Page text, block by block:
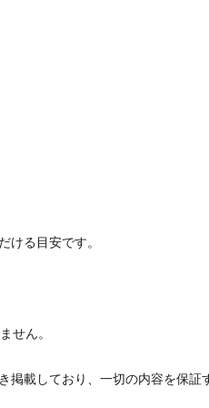
ける目安です。
せん。
掲載しており、一切の内容を保証